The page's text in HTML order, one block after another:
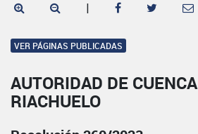
|
VER PÁGINAS PUBLICADAS
AUTORIDAD DE
RIACHUELO